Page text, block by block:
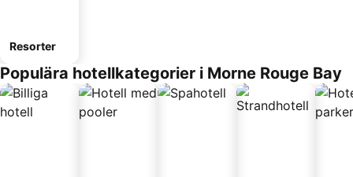
Resorter
Populära hotellkategorier i Morne Rouge Bay